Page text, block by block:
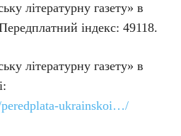
літературну газету» в
індекс: 49118.
літературну газету» в
ukrainskoi…/